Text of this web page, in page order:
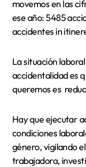
movemos en las
ese año: 5485
accidentes in
La situación
accidentalidad es
queremos es
Hay que ejecutar
condiciones
género, vigilando
trabajadora,